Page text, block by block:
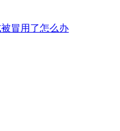
冒用了怎么办